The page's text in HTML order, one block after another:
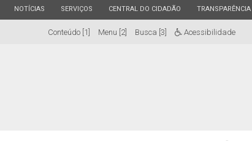
ESTADO
NOTÍCIAS ESTADO
SERVIÇOS ESTADO
CENTRAL DO CIDADÃO ESTADO
TRANSPARÊNCIA
Conteúdo [1] Menu [2] Busca [3] Acessibilidade